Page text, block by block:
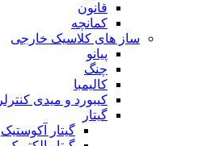
قانون
کمانچه
ساز های کلاسیک خارجی
پیانو
چنگ
کالیمبا
کیبورد و میدی کنترلر
گیتار
گیتار آکوستیک